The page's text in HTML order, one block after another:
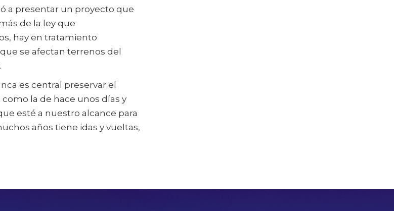
a presentar un proyecto que
de la ley que
hay en tratamiento
se afectan terrenos del
es central preservar el
la de hace unos días y
esté a nuestro alcance para
años tiene idas y vueltas,